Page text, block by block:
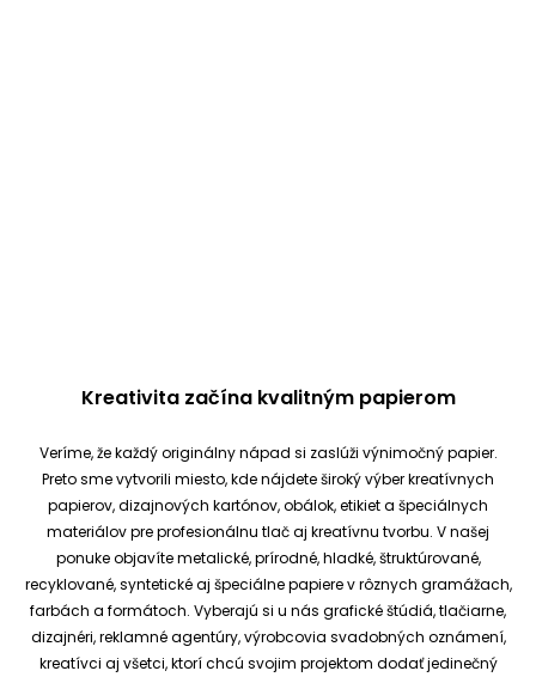
Kreativita začína kvalitným papierom
Veríme, že každý originálny nápad si zaslúži výnimočný papier.
Preto sme vytvorili miesto, kde nájdete široký výber kreatívnych
papierov, dizajnových kartónov, obálok, etikiet a špeciálnych
materiálov pre profesionálnu tlač aj kreatívnu tvorbu. V našej
ponuke objavíte metalické, prírodné, hladké, štruktúrované,
recyklované, syntetické aj špeciálne papiere v rôznych gramážach,
farbách a formátoch. Vyberajú si u nás grafické štúdiá, tlačiarne,
dizajnéri, reklamné agentúry, výrobcovia svadobných oznámení,
kreatívci aj všetci, ktorí chcú svojim projektom dodať jedinečný